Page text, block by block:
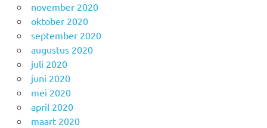
november 2020
oktober 2020
september 2020
augustus 2020
juli 2020
juni 2020
mei 2020
april 2020
maart 2020